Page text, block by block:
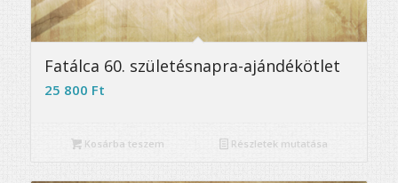
Fatálca 60. születésnapra-ajándékötlet
25 800 Ft
Kosárba teszem Részletek mutatása